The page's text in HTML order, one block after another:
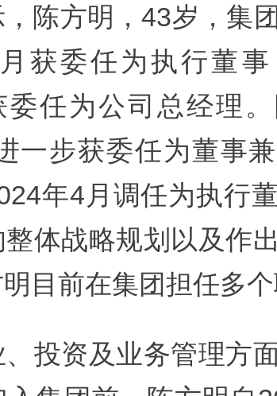
陈方明，43岁，集
获委任为执行董
委任为公司总经理
一步获委任为董事
年4月调任为执行
体战略规划以及作
目前在集团担任多个
投资及业务管理方